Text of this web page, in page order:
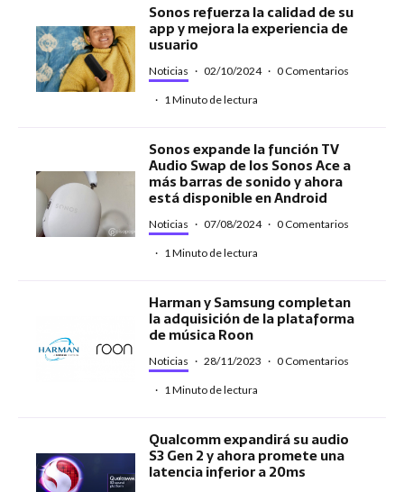
Sonos refuerza la calidad de su
app y mejora la experiencia de
usuario
Noticias · 02/10/2024 · 0 Comentarios
· 1 Minuto de lectura
Sonos expande la función TV
Audio Swap de los Sonos Ace a
más barras de sonido y ahora
está disponible en Android
Noticias · 07/08/2024 · 0 Comentarios
· 1 Minuto de lectura
Harman y Samsung completan
la adquisición de la plataforma
de música Roon
Noticias · 28/11/2023 · 0 Comentarios
· 1 Minuto de lectura
Qualcomm expandirá su audio
S3 Gen 2 y ahora promete una
latencia inferior a 20ms